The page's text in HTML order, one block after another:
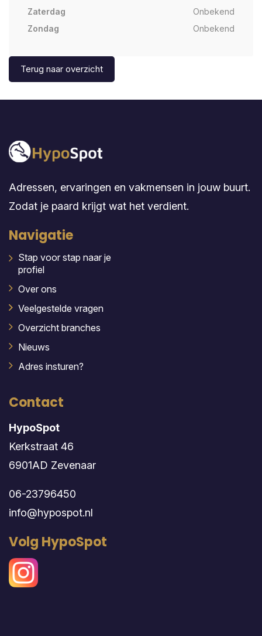
Zaterdag
Onbekend
Zondag
Onbekend
Terug naar overzicht
Adressen, ervaringen en vakmensen in jouw buurt.
Zodat je paard krijgt wat het verdient.
Navigatie
Stap voor stap naar je
profiel
Over ons
Veelgestelde vragen
Overzicht branches
Nieuws
Adres insturen?
Contact
HypoSpot
Kerkstraat 46
6901AD Zevenaar
06-23796450
info@hypospot.nl
Volg HypoSpot